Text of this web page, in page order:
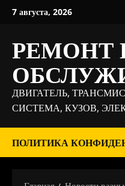
Перейти
7 августа, 2026
РЕМОНТ
ДВИГАТЕЛЬ,
СИСТЕМА, КУЗОВ,
ПОЛИТИКА